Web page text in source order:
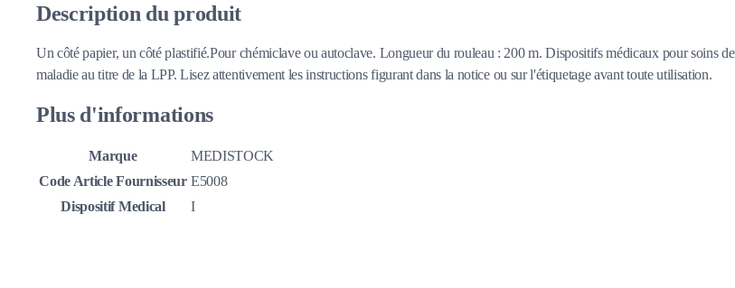
Description du produit
Un côté papier, un côté plastifié.Pour chémiclave ou autoclave. Longueur du rouleau : 200 m. Dispositifs médicaux pour soins
maladie au titre de la LPP. Lisez attentivement les instructions figurant dans la notice ou sur l'étiquetage avant toute utilisation.
Plus d'informations
Marque
MEDISTOCK
Code Article Fournisseur E5008
Dispositif Medical
I